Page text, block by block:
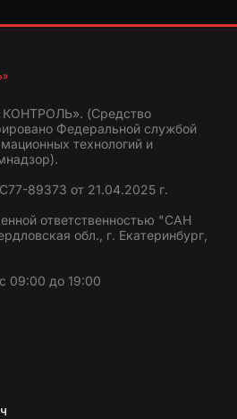
КОНТРОЛЬ». (Средство
Федеральной службой
технологий и
89373 от 21.04.2025 г.
ответственностью "САН
обл., г. Екатеринбург,
09:00 до 19:00